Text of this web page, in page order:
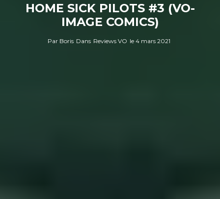
HOME SICK PILOTS #3 (VO-
IMAGE COMICS)
Par Boris Dans Reviews VO le 4 mars 2021